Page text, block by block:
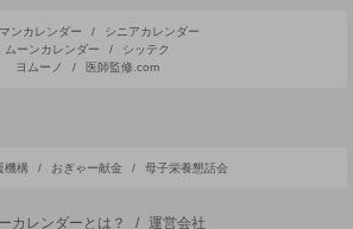
ンカレンダー /
シニアカレンダー
ムーンカレンダー
/
シッテク
ヨムーノ
/ 医師監修.com
機構 / おぎゃー献金 / 母子栄養懇話会
カレンダーとは？ / 運営会社